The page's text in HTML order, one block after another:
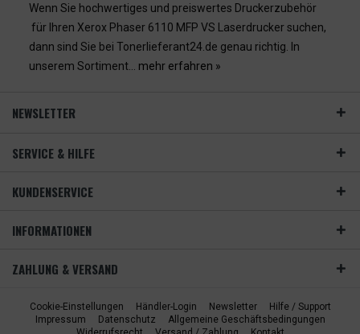
Wenn Sie hochwertiges und preiswertes Druckerzubehör
für Ihren Xerox Phaser 6110 MFP VS Laserdrucker suchen,
dann sind Sie bei Tonerlieferant24.de genau richtig. In
unserem Sortiment... mehr erfahren »
NEWSLETTER
SERVICE & HILFE
KUNDENSERVICE
INFORMATIONEN
ZAHLUNG & VERSAND
Cookie-Einstellungen Händler-Login Newsletter
Hilfe / Support
Impressum
Datenschutz
Allgemeine Geschäftsbedingungen